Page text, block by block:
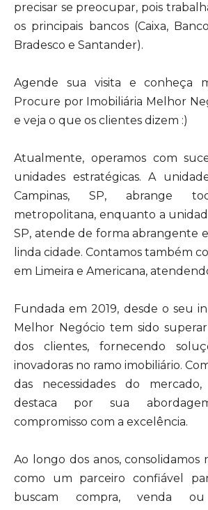
precisar se preocupar, pois
os principais bancos (Caixa,
Bradesco e Santander).
Agende sua visita e conheça
Procure por Imobiliária Melhor
e veja o que os clientes dizem :)
Atualmente, operamos com
unidades estratégicas. A
Campinas, SP, abrange
metropolitana, enquanto a
SP, atende de forma abrangente e
linda cidade. Contamos também
em Limeira e Americana,
Fundada em 2019, desde o seu
Melhor Negócio tem sido
dos clientes, fornecendo
inovadoras no ramo imobiliário.
das necessidades do
destaca por sua
compromisso com a excelência.
Ao longo dos anos, consolidamos
como um parceiro confiável
buscam compra, venda